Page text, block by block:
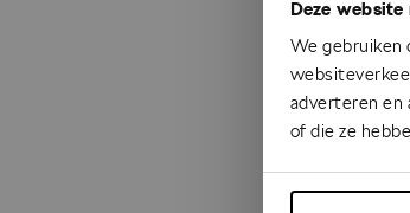
Deze
We gebruiken
adverteren en
of die ze